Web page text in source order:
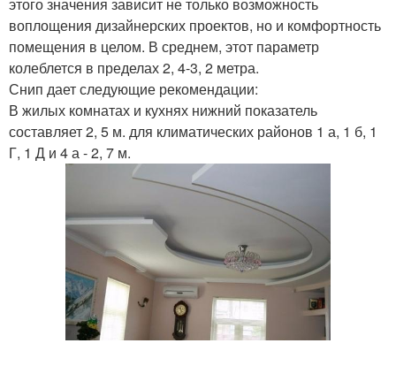
воплощения дизайнерских проектов, но и комфортность
помещения в целом. В среднем, этот параметр
колеблется в пределах 2, 4-3, 2 метра.
Снип дает следующие рекомендации:
В жилых комнатах и кухнях нижний показатель
составляет 2, 5 м. для климатических районов 1 а, 1 б, 1
Г, 1 Д и 4 а - 2, 7 м.